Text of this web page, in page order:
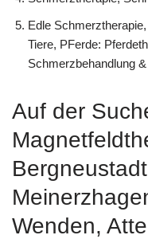
Edle
Tiere, PFerde:
Schmerzbehandlung
Auf der
Wenden,